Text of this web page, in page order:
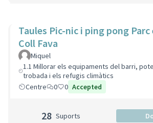
Taules Pic-nic i ping pong
Coll Fava
Miquel
1.1 Millorar els equipaments del barri,
trobada i els refugis climàtics
Centre
0 0 Accepted
28 Suports